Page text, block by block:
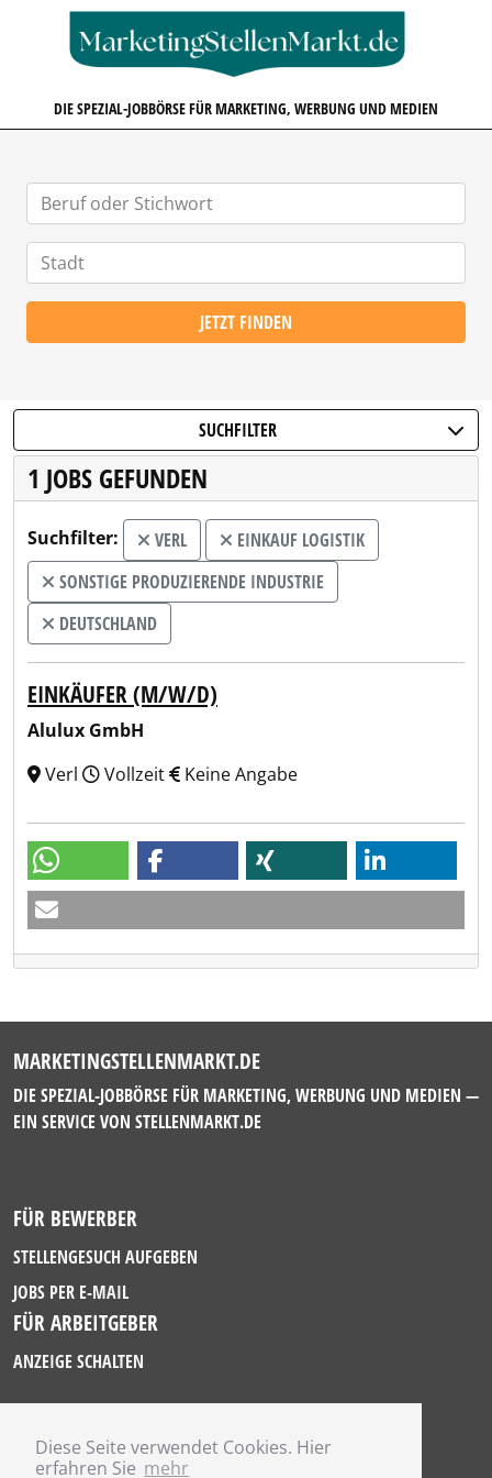
Diese Seite verwendet Cookies. Hier
erfahren Sie mehr
DIE SPEZIAL-JOBBÖRSE FÜR MARKETING, WERBUNG UND MEDIEN
JETZT FINDEN
SUCHFILTER
1 JOBS GEFUNDEN
Suchfilter: VERL
EINKAUF LOGISTIK
SONSTIGE PRODUZIERENDE INDUSTRIE
DEUTSCHLAND
EINKÄUFER (M/W/D)
Alulux GmbH
Verl
Vollzeit Keine Angabe
MARKETINGSTELLENMARKT.DE
DIE SPEZIAL-JOBBÖRSE FÜR MARKETING, WERBUNG UND MEDIEN —
EIN SERVICE VON STELLENMARKT.DE
FÜR BEWERBER
STELLENGESUCH AUFGEBEN
JOBS PER E-MAIL
FÜR ARBEITGEBER
ANZEIGE SCHALTEN
IMPRESSUM